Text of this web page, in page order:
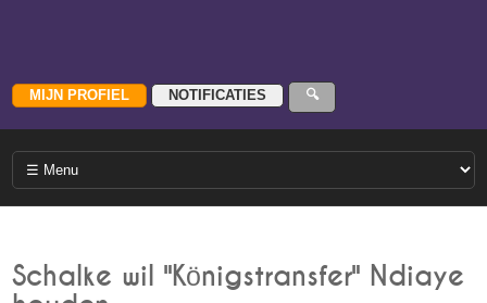
Schalke wil "Königstransfer" Ndiaye